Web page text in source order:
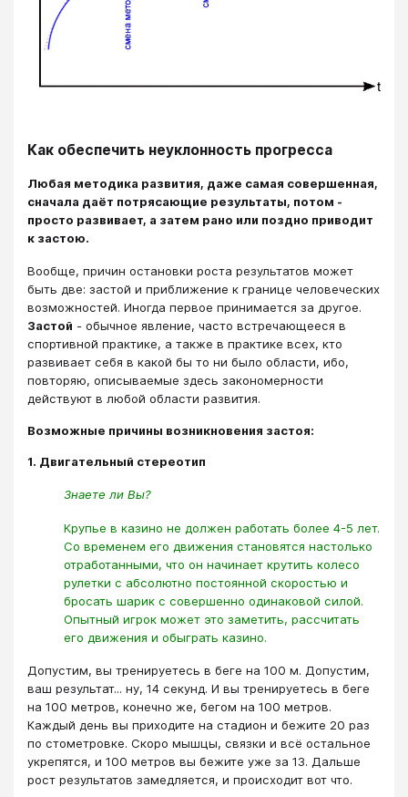
Как обеспечить неуклонность прогресса
Любая методика развития, даже самая совершенная,
сначала даёт потрясающие результаты, потом -
просто развивает, а затем рано или поздно приводит
к застою.
Вообще, причин остановки роста результатов может
быть две: застой и приближение к границе человеческих
возможностей. Иногда первое принимается за другое.
Застой - обычное явление, часто встречающееся в
спортивной практике, а также в практике всех, кто
развивает себя в какой бы то ни было области, ибо,
повторяю, описываемые здесь закономерности
действуют в любой области развития.
Возможные причины возникновения застоя:
1. Двигательный стереотип
Знаете ли Вы?
Крупье в казино не должен работать более 4-5 лет.
Со временем его движения становятся настолько
отработанными, что он начинает крутить колесо
рулетки с абсолютно постоянной скоростью и
бросать шарик с совершенно одинаковой силой.
Опытный игрок может это заметить, рассчитать
его движения и обыграть казино.
Допустим, вы тренируетесь в беге на 100 м. Допустим,
ваш результат... ну, 14 секунд. И вы тренируетесь в беге
на 100 метров, конечно же, бегом на 100 метров.
Каждый день вы приходите на стадион и бежите 20 раз
по стометровке. Скоро мышцы, связки и всё остальное
укрепятся, и 100 метров вы бежите уже за 13. Дальше
рост результатов замедляется, и происходит вот что.